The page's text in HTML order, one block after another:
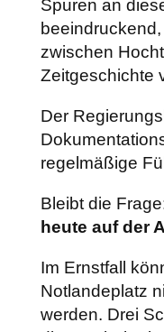
Spuren an
zwischen
Zeitgeschichte
Der
regelmäßige
Bleibt die
heute auf der
Im Ernstfall
Notlandeplatz
werden. Drei